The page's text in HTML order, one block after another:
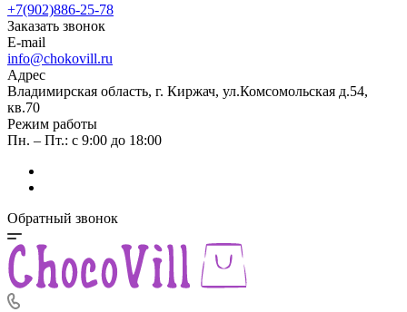
+7(902)886-25-78
Заказать звонок
E-mail
info@chokovill.ru
Адрес
Владимирская область, г. Киржач, ул.Комсомольская д.54,
кв.70
Режим работы
Пн. – Пт.: с 9:00 до 18:00
Обратный звонок